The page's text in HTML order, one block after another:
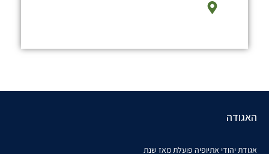
האגודה
אגודת יהודי אתיופיה פועלת מאז שנת